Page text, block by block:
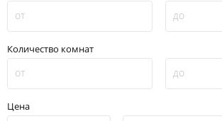
Количество комнат
Цена